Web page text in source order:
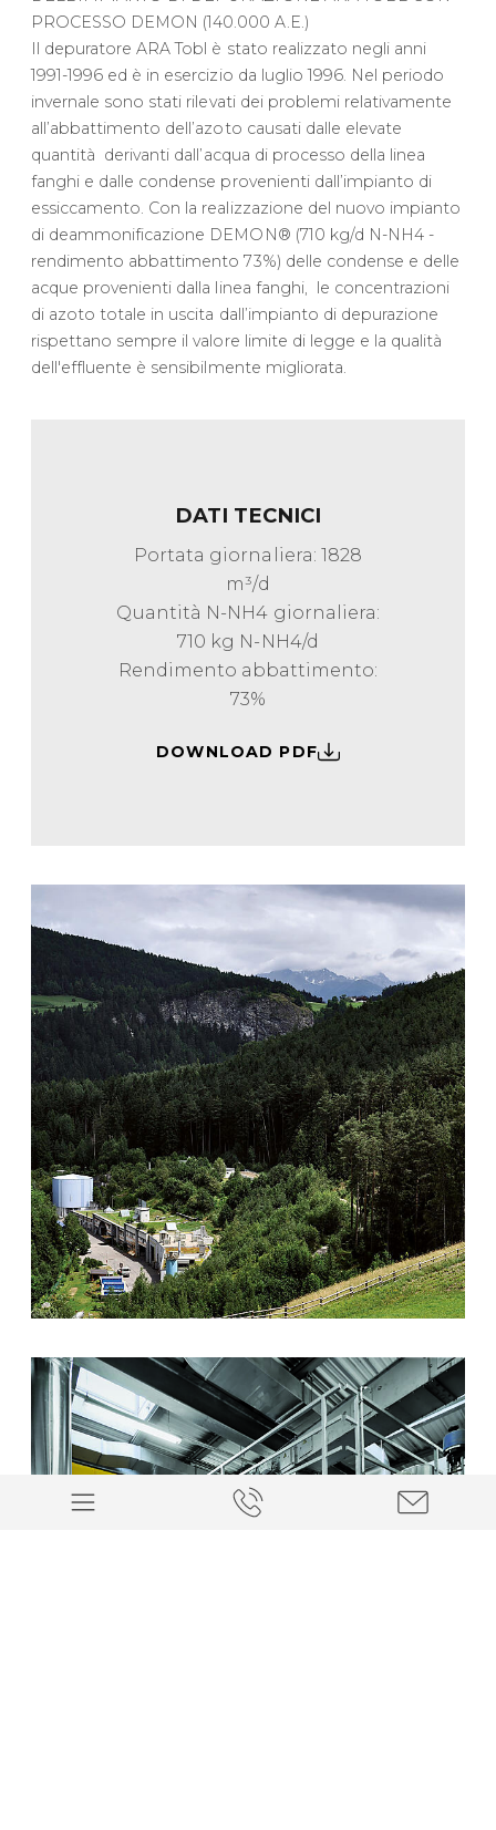
PROCESSO DEMON (140.000 A.E.)
Il depuratore ARA Tobl è stato realizzato negli anni
1991-1996 ed è in esercizio da luglio 1996. Nel periodo
invernale sono stati rilevati dei problemi relativamente
all’abbattimento dell’azoto causati dalle elevate
quantità derivanti dall’acqua di processo della linea
fanghi e dalle condense provenienti dall’impianto di
essiccamento. Con la realizzazione del nuovo impianto
di deammonificazione DEMON® (710 kg/d N-NH4 -
rendimento abbattimento 73%) delle condense e delle
acque provenienti dalla linea fanghi, le concentrazioni
di azoto totale in uscita dall’impianto di depurazione
rispettano sempre il valore limite di legge e la qualità
dell'effluente è sensibilmente migliorata.
DATI TECNICI
Portata giornaliera: 1828
m³/d
Quantità N-NH4 giornaliera:
710 kg N-NH4/d
Rendimento abbattimento:
73%
DOWNLOAD PDF